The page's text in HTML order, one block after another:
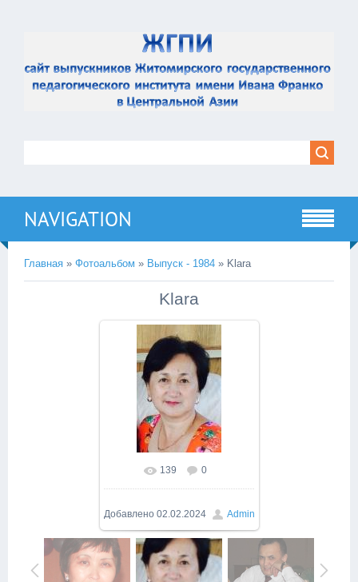
NAVIGATION
Главная » Фотоальбом » Выпуск - 1984 » Klara
Klara
139 0
Добавлено 02.02.2024 Admin